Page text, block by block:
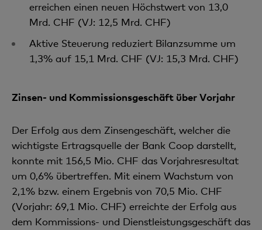
erreichen einen neuen Höchstwert von 13,0
Mrd. CHF (VJ: 12,5 Mrd. CHF)
Aktive Steuerung reduziert Bilanzsumme um
1,3% auf 15,1 Mrd. CHF (VJ: 15,3 Mrd. CHF)
Zinsen- und Kommissionsgeschäft über Vorjahr
Der Erfolg aus dem Zinsengeschäft, welcher die
wichtigste Ertragsquelle der Bank Coop darstellt,
konnte mit 156,5 Mio. CHF das Vorjahresresultat
um 0,6% übertreffen. Mit einem Wachstum von
2,1% bzw. einem Ergebnis von 70,5 Mio. CHF
(Vorjahr: 69,1 Mio. CHF) erreichte der Erfolg aus
dem Kommissions- und Dienstleistungsgeschäft das